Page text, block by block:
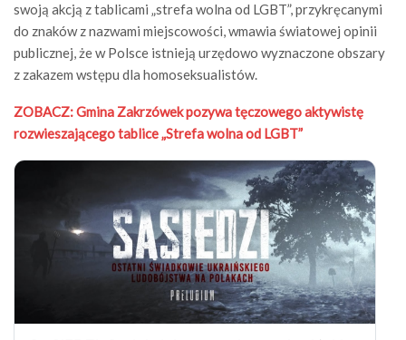
swoją akcją z tablicami „strefa wolna od LGBT”, przykręcanymi
do znaków z nazwami miejscowości, wmawia światowej opinii
publicznej, że w Polsce istnieją urzędowo wyznaczone obszary
z zakazem wstępu dla homoseksualistów.
ZOBACZ: Gmina Zakrzówek pozywa tęczowego aktywistę
rozwieszającego tablice „Strefa wolna od LGBT”